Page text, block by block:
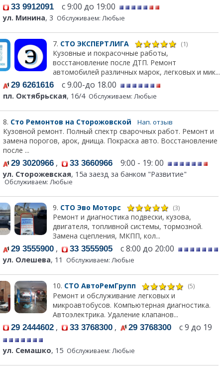
33 9912091 с 9:00 до 19:00
ул. Минина, 3 Обслуживаем: Любые
7. СТО ЭКСПЕРТЛИГА (1)
Кузовные и покрасочные работы,
восстановление после ДТП. Ремонт
автомобилей различных марок, легковых и мик...
29 6261616 с 9.00-до 18.00
пл. Октябрьская, 16/4 Обслуживаем: Любые
8. Сто Ремонтов на Сторожовской Нап. отзыв
Кузовной ремонт. Полный спектр сварочных работ. Ремонт и
замена порогов, арок, днища. Покраска авто. Восстановление
после ...
29 3020966 , 33 3660966 9:00 - 19: 00
ул. Сторожевская, 15а заезд за банком "Развитие"
Обслуживаем: Любые
9. СТО Эво Моторс (3)
Ремонт и диагностика подвески, кузова,
двигателя, топливной системы, тормозной.
Замена сцепления, МКПП, кол...
29 3555900 , 33 3555905 с 8:00 до 20:00
ул. Олешева, 11 Обслуживаем: Любые
10. СТО АвтоРемГрупп (5)
Ремонт и обслуживание легковых и
микроавтобусов. Компьютерная диагностика.
Автоэлектрика. Удаление клапанов...
29 2444602 , 33 3768300 , 29 3768300 с 9 до 19
ул. Семашко, 15 Обслуживаем: Любые